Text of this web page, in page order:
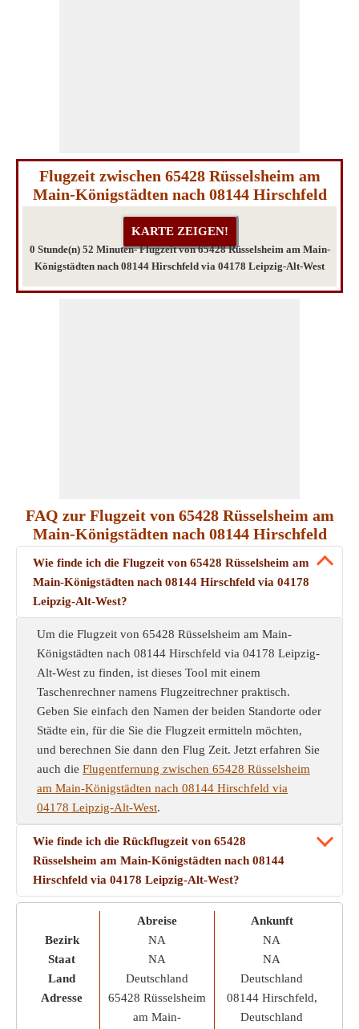
Flugzeit zwischen 65428 Rüsselsheim am
Main-Königstädten nach 08144 Hirschfeld
0 Stunde(n) 52 Minuten- Flugzeit von 65428 Rüsselsheim am Main-
Königstädten nach 08144 Hirschfeld via 04178 Leipzig-Alt-West
FAQ zur Flugzeit von 65428 Rüsselsheim am
Main-Königstädten nach 08144 Hirschfeld
Wie finde ich die Flugzeit von 65428 Rüsselsheim am
Main-Königstädten nach 08144 Hirschfeld via 04178
Leipzig-Alt-West?
Um die Flugzeit von 65428 Rüsselsheim am Main-
Königstädten nach 08144 Hirschfeld via 04178 Leipzig-
Alt-West zu finden, ist dieses Tool mit einem
Taschenrechner namens Flugzeitrechner praktisch.
Geben Sie einfach den Namen der beiden Standorte oder
Städte ein, für die Sie die Flugzeit ermitteln möchten,
und berechnen Sie dann den Flug Zeit. Jetzt erfahren Sie
auch die Flugentfernung zwischen 65428 Rüsselsheim
am Main-Königstädten nach 08144 Hirschfeld via
04178 Leipzig-Alt-West.
Wie finde ich die Rückflugzeit von 65428
Rüsselsheim am Main-Königstädten nach 08144
Hirschfeld via 04178 Leipzig-Alt-West?
Bezirk
Staat
Land
Adresse
Abreise
NA
NA
Deutschland
65428 Rüsselsheim
am Main-
Ankunft
NA
NA
Deutschland
08144 Hirschfeld,
Deutschland